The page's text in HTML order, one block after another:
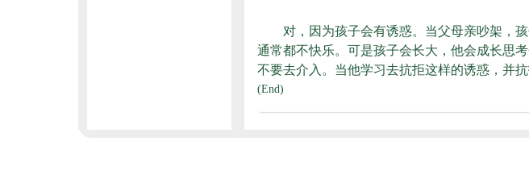
对，因为孩子会有诱惑。当父母亲吵架，孩
通常都不快乐。可是孩子会长大，他会成长思
不要去介入。当他学习去抗拒这样的诱惑，并
(End)